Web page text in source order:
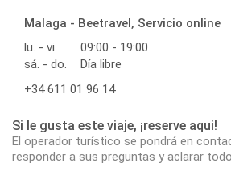
Malaga - Beetravel, Servicio online
lu. - vi.
09:00 - 19:00
sá. - do.
Día libre
+34 611 01 96 14
Si le gusta este viaje, ¡reserve aqui!
El operador turístico se pondrá en
responder a sus preguntas y aclarar